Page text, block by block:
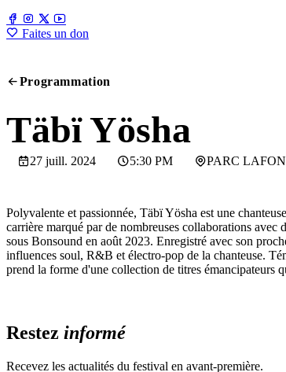
Faites un don
Programmation
Täbï Yösha
27 juill. 2024 5:30 PM PARC
Polyvalente et passionnée, Täbï Yösha est une
carrière marqué par de nombreuses collaborations avec
sous Bonsound en août 2023. Enregistré avec son
influences soul, R&B et électro-pop de la chanteuse.
prend la forme d'une collection de titres émancipateurs
Restez informé
Recevez les actualités du festival en avant-première.